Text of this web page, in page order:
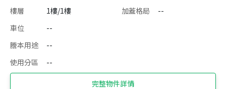
樓層
1樓/1樓 加蓋格局
--
車位
--
謄本用途
--
使用分區
--
完整物件詳情